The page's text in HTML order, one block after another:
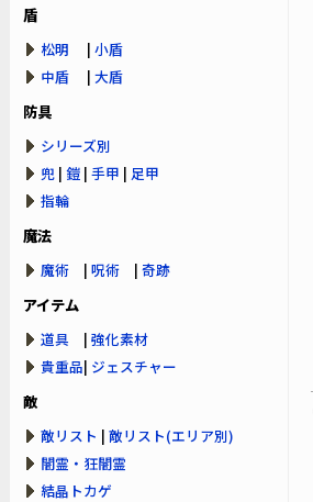
盾
松明 | 小盾
中盾 | 大盾
防具
シリーズ別
兜 | 鎧 | 手甲 | 足甲
指輪
魔法
魔術 | 呪術 | 奇跡
アイテム
道具 | 強化素材
貴重品| ジェスチャー
敵
敵リスト | 敵リスト(エリア別)
闇霊・狂闇霊
結晶トカゲ